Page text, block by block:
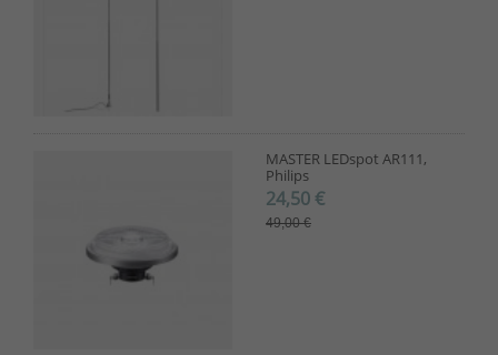
MASTER LEDspot AR111,
Philips
24,50 €
49,00 €